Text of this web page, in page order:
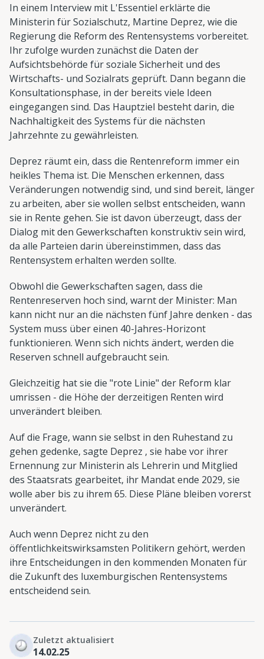
In einem Interview mit L'Essentiel erklärte die
Ministerin für Sozialschutz, Martine Deprez, wie die
Regierung die Reform des Rentensystems vorbereitet.
Ihr zufolge wurden zunächst die Daten der
Aufsichtsbehörde für soziale Sicherheit und des
Wirtschafts- und Sozialrats geprüft. Dann begann die
Konsultationsphase, in der bereits viele Ideen
eingegangen sind. Das Hauptziel besteht darin, die
Nachhaltigkeit des Systems für die nächsten
Jahrzehnte zu gewährleisten.
Deprez räumt ein, dass die Rentenreform immer ein
heikles Thema ist. Die Menschen erkennen, dass
Veränderungen notwendig sind, und sind bereit, länger
zu arbeiten, aber sie wollen selbst entscheiden, wann
sie in Rente gehen. Sie ist davon überzeugt, dass der
Dialog mit den Gewerkschaften konstruktiv sein wird,
da alle Parteien darin übereinstimmen, dass das
Rentensystem erhalten werden sollte.
Obwohl die Gewerkschaften sagen, dass die
Rentenreserven hoch sind, warnt der Minister: Man
kann nicht nur an die nächsten fünf Jahre denken - das
System muss über einen 40-Jahres-Horizont
funktionieren. Wenn sich nichts ändert, werden die
Reserven schnell aufgebraucht sein.
Gleichzeitig hat sie die "rote Linie" der Reform klar
umrissen - die Höhe der derzeitigen Renten wird
unverändert bleiben.
Auf die Frage, wann sie selbst in den Ruhestand zu
gehen gedenke, sagte Deprez , sie habe vor ihrer
Ernennung zur Ministerin als Lehrerin und Mitglied
des Staatsrats gearbeitet, ihr Mandat ende 2029, sie
wolle aber bis zu ihrem 65. Diese Pläne bleiben vorerst
unverändert.
Auch wenn Deprez nicht zu den
öffentlichkeitswirksamsten Politikern gehört, werden
ihre Entscheidungen in den kommenden Monaten für
die Zukunft des luxemburgischen Rentensystems
entscheidend sein.
Zuletzt aktualisiert
14.02.25